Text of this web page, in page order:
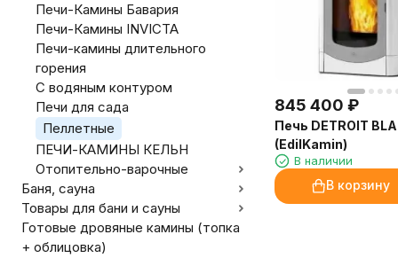
845 400 ₽
Печь DETROIT
(EdilKamin)
В наличии
В корзину
Печи-Камины Бавария
Печи-Камины INVICTA
Печи-камины длительного
горения
С водяным контуром
Печи для сада
Пеллетные
ПЕЧИ-КАМИНЫ КЕЛЬН
Отопительно-варочные
Баня, сауна
Товары для бани и сауны
Готовые дровяные камины (топка
+ облицовка)